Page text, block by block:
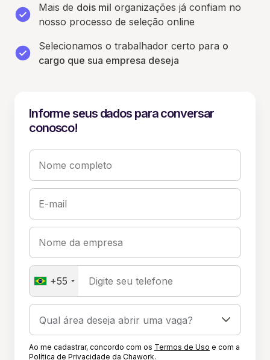
Mais de dois mil organizações já confiam no
nosso processo de seleção online
Selecionamos o trabalhador certo para o
cargo que sua empresa deseja
Informe seus dados para conversar
conosco!
Nome completo
E-mail
Nome da empresa
+55 Digite seu telefone
Ao me cadastrar, concordo com os Termos de Uso e com a
Política de Privacidade da Chawork.